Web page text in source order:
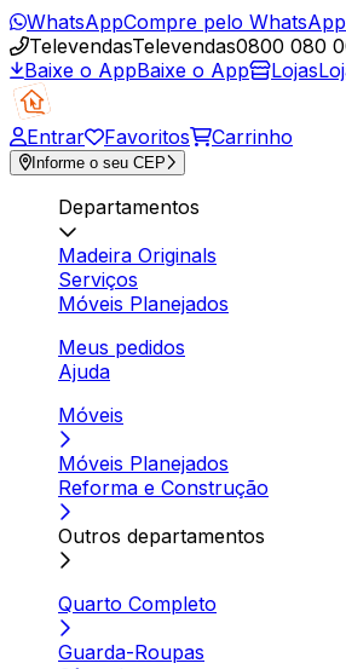
WhatsAppCompre pelo WhatsApp
TelevendasTelevendas0800 080
Baixe o AppBaixe o App Lojas
Entrar Favoritos Carrinho
Informe o seu CEP
Departamentos
Madeira Originals
Serviços
Móveis Planejados
Meus pedidos
Ajuda
Móveis
Móveis Planejados
Reforma e Construção
Outros departamentos
Quarto Completo
Guarda-Roupas